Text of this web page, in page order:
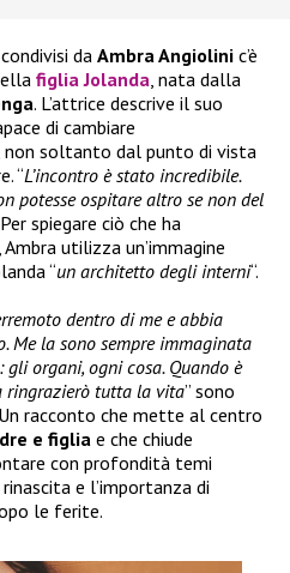
da Ambra Angiolini c’è
figlia Jolanda, nata dalla
. L’attrice descrive il suo
di cambiare
soltanto dal punto di vista
“L’incontro è stato incredibile.
potesse ospitare altro se non del
spiegare ciò che ha
utilizza un’immagine
“un architetto degli interni“.
dentro di me e abbia
Me la sono sempre immaginata
organi, ogni cosa. Quando è
ringrazierò tutta la vita” sono
racconto che mette al centro
e figlia e che chiude
con profondità temi
e l’importanza di
le ferite.